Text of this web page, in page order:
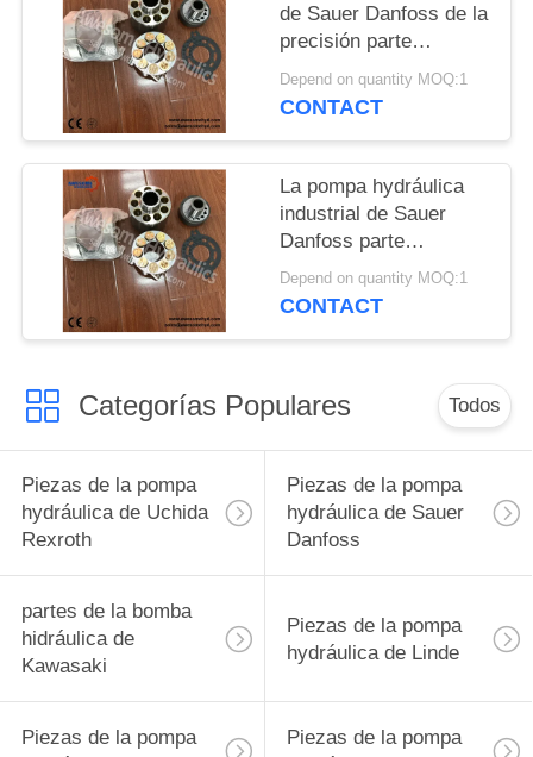
de Sauer Danfoss de la
precisión parte
PV90L30 PV90L42
PV90L55 PV90L75
Depend on quantity MOQ:1
CONTACT
La pompa hydráulica
industrial de Sauer
Danfoss parte
PV90R30 PV90R42
PV90R55 PV90R75
Depend on quantity MOQ:1
CONTACT
Categorías Populares Todos
Piezas de la pompa
hydráulica de Uchida
Rexroth
Piezas de la pompa
hydráulica de Sauer
Danfoss
partes de la bomba
hidráulica de
Kawasaki
Piezas de la pompa
hydráulica de Linde
Piezas de la pompa
Piezas de la pompa